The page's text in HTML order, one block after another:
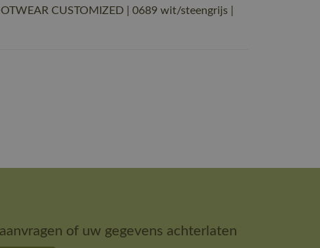
CUSTOMIZED | 0689 wit/steengrijs |
of uw gegevens achterlaten